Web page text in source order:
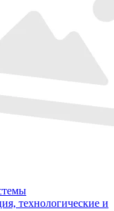
технологические и